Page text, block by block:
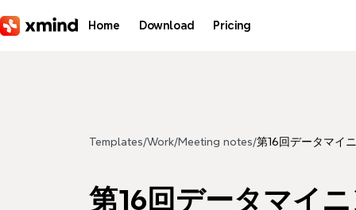
Home Download Pricing
Templates/Work/Meeting notes/第16回データマイ
第16回データマイ